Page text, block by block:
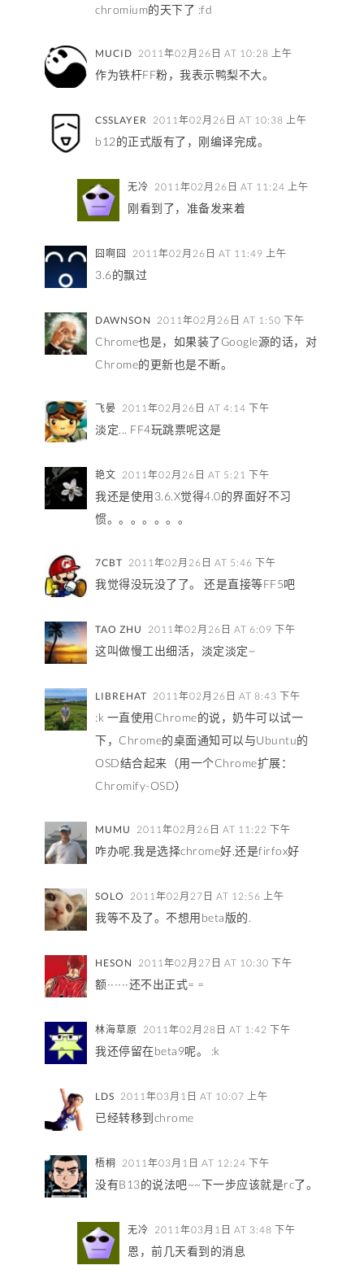
chromium的天下了 :fd
MUCID 2011年02月26日 AT 10:28 上午
作为铁杆FF粉，我表示鸭梨不大。
CSSLAYER 2011年02月26日 AT 10:38 上午
b12的正式版有了，刚编译完成。
无冷 2011年02月26日 AT 11:24 上午
刚看到了，准备发来着
囧啊囧 2011年02月26日 AT 11:49 上午
3.6的飘过
DAWNSON 2011年02月26日 AT 1:50 下午
Chrome也是，如果装了Google源的话，对
Chrome的更新也是不断。
飞晏 2011年02月26日 AT 4:14 下午
淡定... FF4玩跳票呢这是
艳文 2011年02月26日 AT 5:21 下午
我还是使用3.6.X觉得4.0的界面好不习
惯。。。。。。。
7CBT 2011年02月26日 AT 5:46 下午
我觉得没玩没了了。 还是直接等FF5吧
TAO ZHU 2011年02月26日 AT 6:09 下午
这叫做慢工出细活，淡定淡定~
LIBREHAT 2011年02月26日 AT 8:43 下午
:k 一直使用Chrome的说，奶牛可以试一
下，Chrome的桌面通知可以与Ubuntu的
OSD结合起来（用一个Chrome扩展：
Chromify-OSD）
MUMU 2011年02月26日 AT 11:22 下午
咋办呢,我是选择chrome好,还是firfox好
SOLO 2011年02月27日 AT 12:56 上午
我等不及了。不想用beta版的.
HESON 2011年02月27日 AT 10:30 下午
额······还不出正式= =
林海草原 2011年02月28日 AT 1:42 下午
我还停留在beta9呢。 :k
LDS 2011年03月1日 AT 10:07 上午
已经转移到chrome
梧桐 2011年03月1日 AT 12:24 下午
没有B13的说法吧~~下一步应该就是rc了。
无冷 2011年03月1日 AT 3:48 下午
恩，前几天看到的消息